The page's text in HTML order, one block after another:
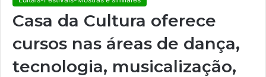
Casa da Cultura oferece
cursos nas áreas de dança,
tecnologia, musicalização,